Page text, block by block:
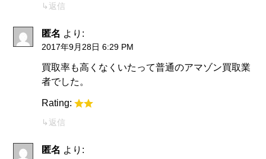
返信
匿名 より:
2017年9月28日 6:29 PM
買取率も高くなくいたって普通のアマゾン買取業
者でした。
Rating:
返信
匿名 より: